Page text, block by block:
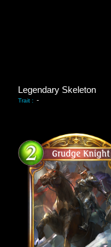
Legendary Skeleton
Trait : -